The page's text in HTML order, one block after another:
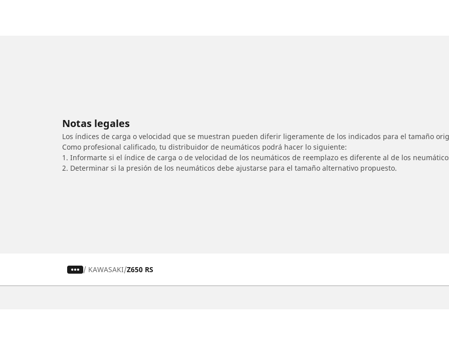
Notas legales
Los índices de carga o velocidad que se muestran pueden diferir ligeramente de los indicados para el tamaño
Como profesional calificado, tu distribuidor de neumáticos podrá hacer lo siguiente:
1. Informarte si el índice de carga o de velocidad de los neumáticos de reemplazo es diferente al de los
2. Determinar si la presión de los neumáticos debe ajustarse para el tamaño alternativo propuesto.
/ KAWASAKI Z650 RS